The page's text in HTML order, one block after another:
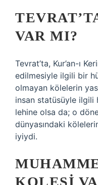
VAR MI?
Tevrat’ta, Kur’an-ı
edilmesiyle ilgili bir
olmayan kölelerin
insan statüsüyle ilgili
lehine olsa da; o
dünyasındaki
iyiydi.
KOLESI